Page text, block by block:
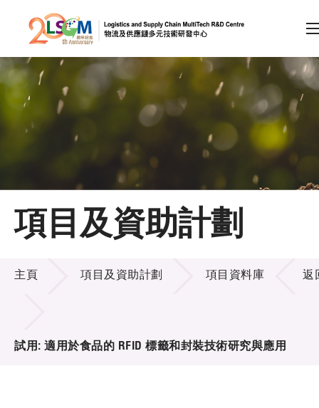
跳到內容（按回車鍵）
會員登入
A A EN 繁 简
主頁
關於LSCM
技術商品化
合作計劃
項目及資助計劃
項目及資助計劃
主頁 項目及資助計劃 項目資料庫
試用: 適用於食品的 RFID 標籤和封裝技術研究與應用
返